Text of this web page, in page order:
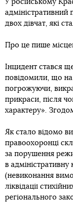
У російському
адміністративний
двох дівчат, які
Про це пише
Інцидент стався ще
повідомили, що на
погрожуючи,
прикраси, після
характеру».
Як стало відомо
правоохоронці
за порушення
в адміністративну
(невиконання
ліквідації
регіонального